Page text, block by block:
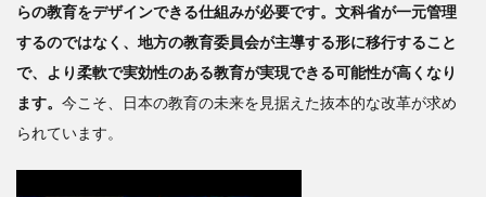
らの教育をデザインできる仕組みが必要です。文科省が一元管理
するのではなく、地方の教育委員会が主導する形に移行すること
で、より柔軟で実効性のある教育が実現できる可能性が高くなり
ます。 今こそ、日本の教育の未来を見据えた抜本的な改革が求め
られています。